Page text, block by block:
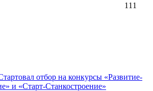
111
отбор на конкурсы «Развитие-
и «Старт-Станкостроение»